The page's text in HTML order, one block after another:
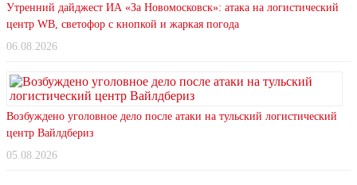
Утренний дайджест ИА «За Новомосковск»: атака на логистический
центр WB, светофор с кнопкой и жаркая погода
06.08.2026
Возбуждено уголовное дело после атаки на тульский логистический
центр Вайлдбериз
05.08.2026